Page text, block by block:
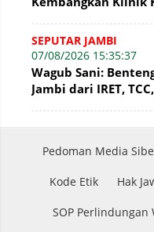
SEPUTAR JAMBI
07/08/2026 15:35:37
Wagub Sani:
Jambi dari IRET,
Pedoman Media
Kode Etik Hak
SOP Perlindungan